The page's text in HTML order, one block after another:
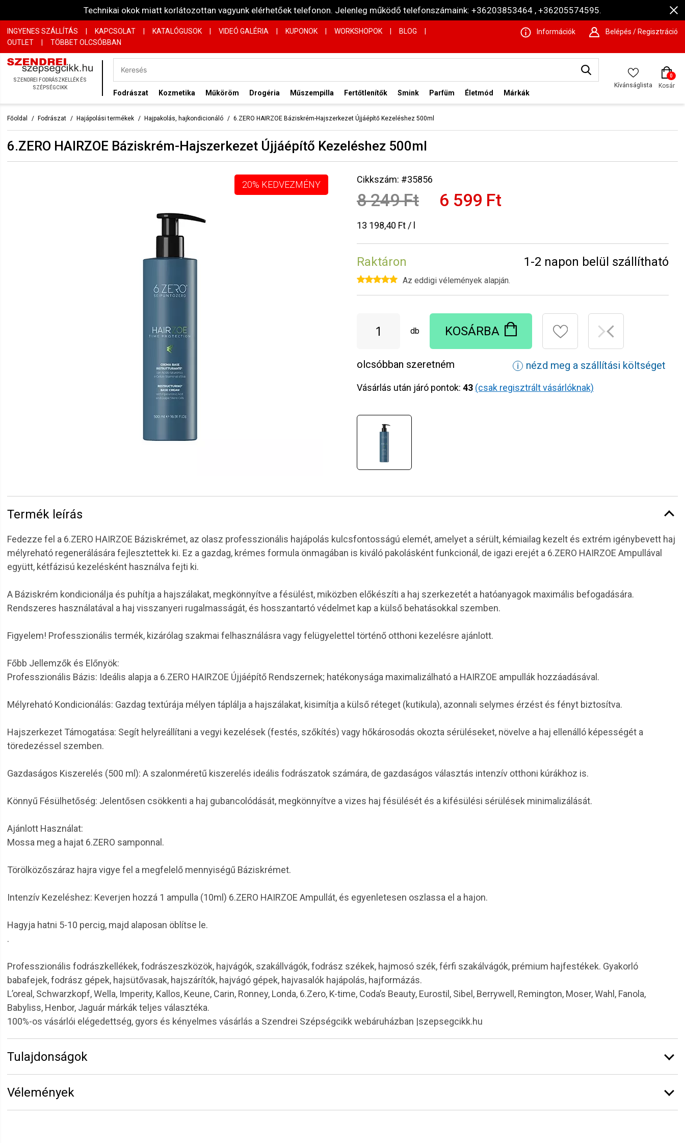
Technikai okok miatt korlátozottan vagyunk elérhetőek telefonon. Jelenleg működő telefonszámaink: +36203853464 , +36205574595.
INGYENES SZÁLLÍTÁS KAPCSOLAT KATALÓGUSOK VIDEÓ GALÉRIA KUPONOK WORKSHOPOK BLOG
OUTLET
| TÖBBET OLCSÓBBAN
Információk Belépés / Regisztráció
SZENDREI FODRÁSZKELLÉK ÉS
SZÉPSÉGCIKK
Fodrászat Kozmetika Műköröm Drogéria Műszempilla Fertőtlenítők Smink Parfüm Életmód Márkák
Kívánságlista
0
Kosár
Főoldal Fodrászat Hajápolási termékek Hajpakolás, hajkondicionáló 6.ZERO HAIRZOE Báziskrém-Hajszerkezet Újjáépítő Kezeléshez 500ml
6.ZERO HAIRZOE Báziskrém-Hajszerkezet Újjáépítő Kezeléshez 500ml
20% KEDVEZMÉNY Cikkszám: #35856
8 249 Ft 6 599 Ft
13 198,40 Ft / l
Raktáron 1-2 napon belül szállítható
Az eddigi vélemények alapján.
db KOSÁRBA
olcsóbban szeretném ℹ nézd meg a szállítási költséget
Vásárlás után járó pontok: 43 (csak regisztrált vásárlóknak)
Termék leírás
Fedezze fel a 6.ZERO HAIRZOE Báziskrémet, az olasz professzionális hajápolás kulcsfontosságú elemét, amelyet a sérült, kémiailag kezelt és extrém igénybevett haj
mélyreható regenerálására fejlesztettek ki. Ez a gazdag, krémes formula önmagában is kiváló pakolásként funkcionál, de igazi erejét a 6.ZERO HAIRZOE Ampullával
együtt, kétfázisú kezelésként használva fejti ki.
A Báziskrém kondicionálja és puhítja a hajszálakat, megkönnyítve a fésülést, miközben előkészíti a haj szerkezetét a hatóanyagok maximális befogadására.
Rendszeres használatával a haj visszanyeri rugalmasságát, és hosszantartó védelmet kap a külső behatásokkal szemben.
Figyelem! Professzionális termék, kizárólag szakmai felhasználásra vagy felügyelettel történő otthoni kezelésre ajánlott.
Főbb Jellemzők és Előnyök:
Professzionális Bázis: Ideális alapja a 6.ZERO HAIRZOE Újjáépítő Rendszernek; hatékonysága maximalizálható a HAIRZOE ampullák hozzáadásával.
Mélyreható Kondicionálás: Gazdag textúrája mélyen táplálja a hajszálakat, kisimítja a külső réteget (kutikula), azonnali selymes érzést és fényt biztosítva.
Hajszerkezet Támogatása: Segít helyreállítani a vegyi kezelések (festés, szőkítés) vagy hőkárosodás okozta sérüléseket, növelve a haj ellenálló képességét a
töredezéssel szemben.
Gazdaságos Kiszerelés (500 ml): A szalonméretű kiszerelés ideális fodrászatok számára, de gazdaságos választás intenzív otthoni kúrákhoz is.
Könnyű Fésülhetőség: Jelentősen csökkenti a haj gubancolódását, megkönnyítve a vizes haj fésülését és a kifésülési sérülések minimalizálását.
Ajánlott Használat:
Mossa meg a hajat 6.ZERO samponnal.
Törölközőszáraz hajra vigye fel a megfelelő mennyiségű Báziskrémet.
Intenzív Kezeléshez: Keverjen hozzá 1 ampulla (10ml) 6.ZERO HAIRZOE Ampullát, és egyenletesen oszlassa el a hajon.
Hagyja hatni 5-10 percig, majd alaposan öblítse le.
.
Professzionális fodrászkellékek, fodrászeszközök, hajvágók, szakállvágók, fodrász székek, hajmosó szék, férfi szakálvágók, prémium hajfestékek. Gyakorló
babafejek, fodrász gépek, hajsütővasak, hajszárítók, hajvágó gépek, hajvasalók hajápolás, hajformázás.
L’oreal, Schwarzkopf, Wella, Imperity, Kallos, Keune, Carin, Ronney, Londa, 6.Zero, K-time, Coda’s Beauty, Eurostil, Sibel, Berrywell, Remington, Moser, Wahl, Fanola,
Babyliss, Henbor, Jaguár márkák teljes választéka.
100%-os vásárlói elégedettség, gyors és kényelmes vásárlás a Szendrei Szépségcikk webáruházban |szepsegcikk.hu
Tulajdonságok
Kiszerelés:
Termékcsalád:
Hairzoe
Vélemények